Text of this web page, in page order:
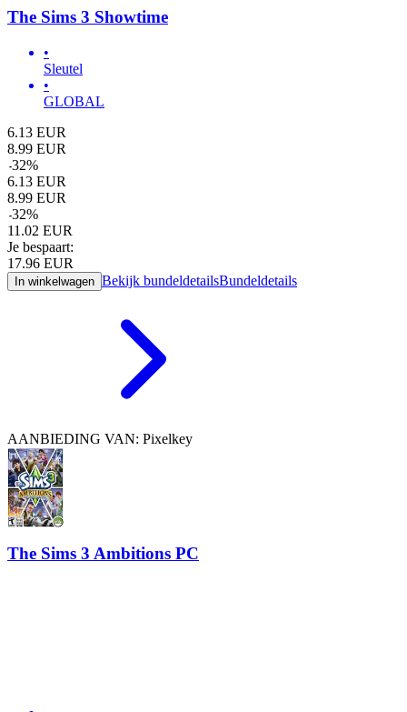
The Sims 3 Showtime
•
Sleutel
•
GLOBAL
6.13 EUR
8.99 EUR
-32%
6.13 EUR
8.99 EUR
-32%
11.02 EUR
Je bespaart:
17.96 EUR
In winkelwagen Bekijk bundeldetailsBundeldetails
AANBIEDING VAN: Pixelkey
The Sims 3 Ambitions PC